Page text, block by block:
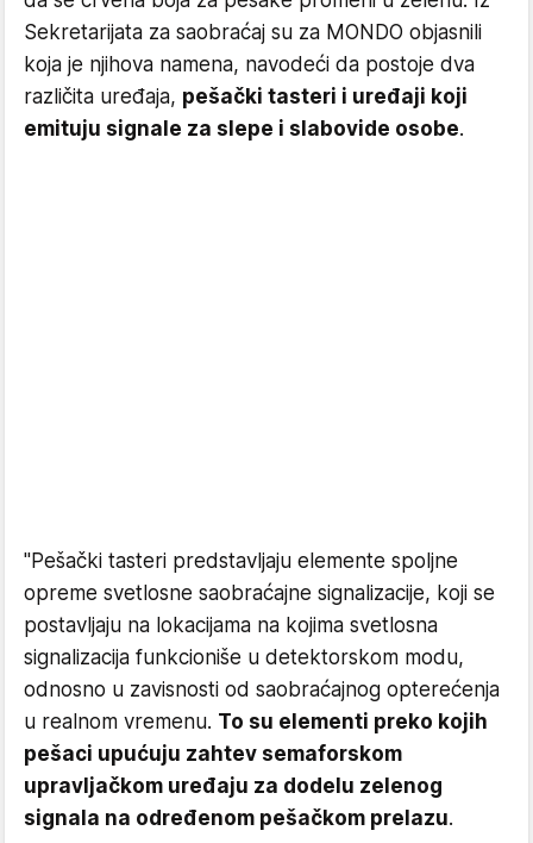
Sekretarijata za saobraćaj su za MONDO objasnili
koja je njihova namena, navodeći da postoje dva
različita uređaja, pešački tasteri i uređaji koji
emituju signale za slepe i slabovide osobe.
"Pešački tasteri predstavljaju elemente spoljne
opreme svetlosne saobraćajne signalizacije, koji se
postavljaju na lokacijama na kojima svetlosna
signalizacija funkcioniše u detektorskom modu,
odnosno u zavisnosti od saobraćajnog opterećenja
u realnom vremenu. To su elementi preko kojih
pešaci upućuju zahtev semaforskom
upravljačkom uređaju za dodelu zelenog
signala na određenom pešačkom prelazu.